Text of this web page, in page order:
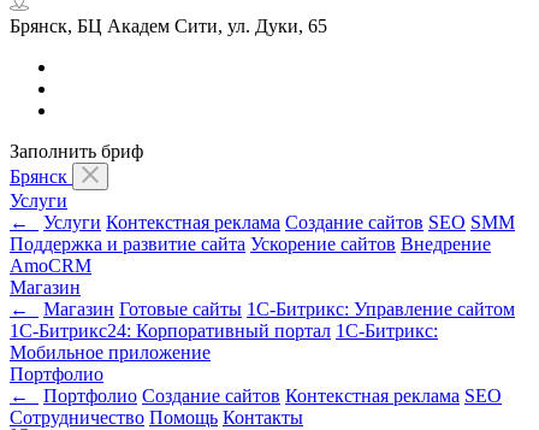
Брянск, БЦ Академ Сити, ул. Дуки, 65
Заполнить бриф
Брянск
Услуги
←
Услуги Контекстная реклама Создание сайтов SEO SMM
Поддержка и развитие сайта Ускорение сайтов Внедрение
AmoCRM
Магазин
←
Магазин Готовые сайты 1С-Битрикс: Управление сайтом
1С-Битрикс24: Корпоративный портал 1С-Битрикс:
Мобильное приложение
Портфолио
←
Портфолио Создание сайтов Контекстная реклама SEO
Сотрудничество Помощь Контакты